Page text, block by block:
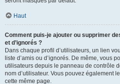
Haut
Comment puis-je ajouter ou supprimer
et d’ignorés ?
Dans chaque profil d’utilisateurs, un lien
liste d’amis ou d’ignorés. De même, vous
utilisateurs depuis le panneau de contrôle
nom d’utilisateur. Vous pouvez également
cette même page.